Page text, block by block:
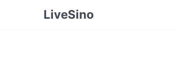
LiveSino